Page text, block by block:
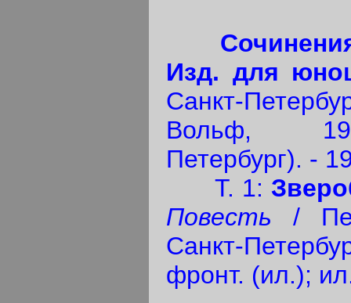
Изд. для
Санкт-
Вольф,
Петербург). -
Т. 1:
Повесть /
Санкт-
фронт. (ил.);